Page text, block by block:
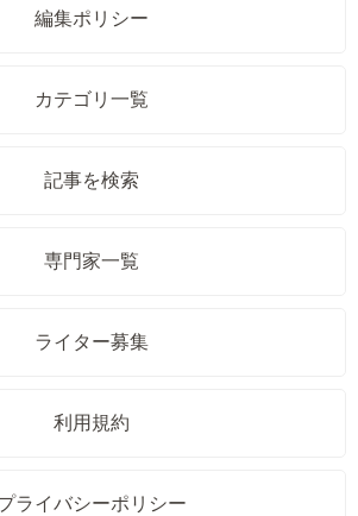
編集ポリシー
カテゴリ一覧
記事を検索
専門家一覧
ライター募集
利用規約
ライバシーポリシー